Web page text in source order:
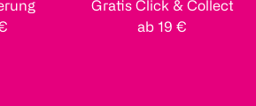
Gratis Click & Collect
ab 19 €